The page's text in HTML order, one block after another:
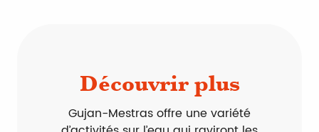
Découvrir plus
Gujan-Mestras offre une variété